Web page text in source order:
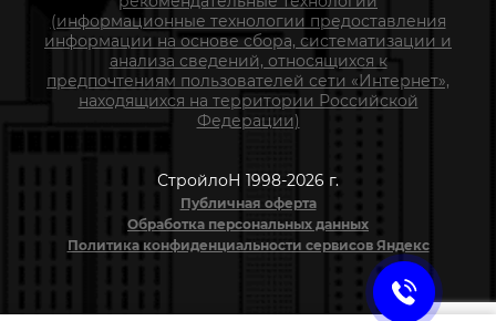
(информационные технологии предоставления
информации на основе сбора, систематизации и
анализа сведений, относящихся к
предпочтениям пользователей сети «Интернет»,
находящихся на территории Российской
Федерации)
СтройлоН 1998-2026 г.
Публичная оферта
Обработка персональных данных
Политика конфиденциальности сервисов Яндекс